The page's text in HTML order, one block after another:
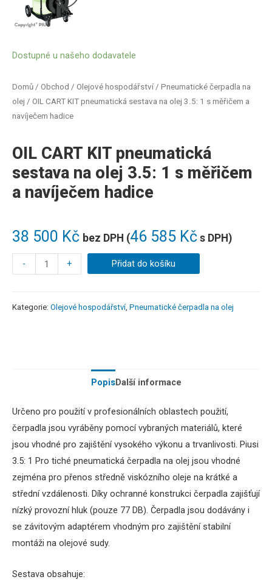
Domů / Obchod / Olejové hospodářství / Pneumatické čerpadla na
olej / OIL CART KIT pneumatická sestava na olej 3.5: 1 s měřičem a
navíječem hadice
OIL CART KIT pneumatická
sestava na olej 3.5: 1 s měřičem
a navíječem hadice
38 500 Kč bez DPH (46 585 Kč s DPH)
Dostupné u našeho dodavatele
- + Přidat do košíku
Kategorie: Olejové hospodářství, Pneumatické čerpadla na olej
PopisDalší informace
Určeno pro použití v profesionálních oblastech použití,
čerpadla jsou vyráběny pomocí vybraných materiálů, které
jsou vhodné pro zajištění vysokého výkonu a trvanlivosti. Piusi
3.5: 1 Pro tiché pneumatická čerpadla na olej jsou vhodné
zejména pro přenos středně viskózního oleje na krátké a
střední vzdálenosti. Díky ochranné konstrukci čerpadla zajišťují
nízký provozní hluk (pouze 77 DB). Čerpadla jsou dodávány i
se závitovým adaptérem vhodným pro zajištění stabilní
montáži na olejové sudy.
Sestava obsahuje: